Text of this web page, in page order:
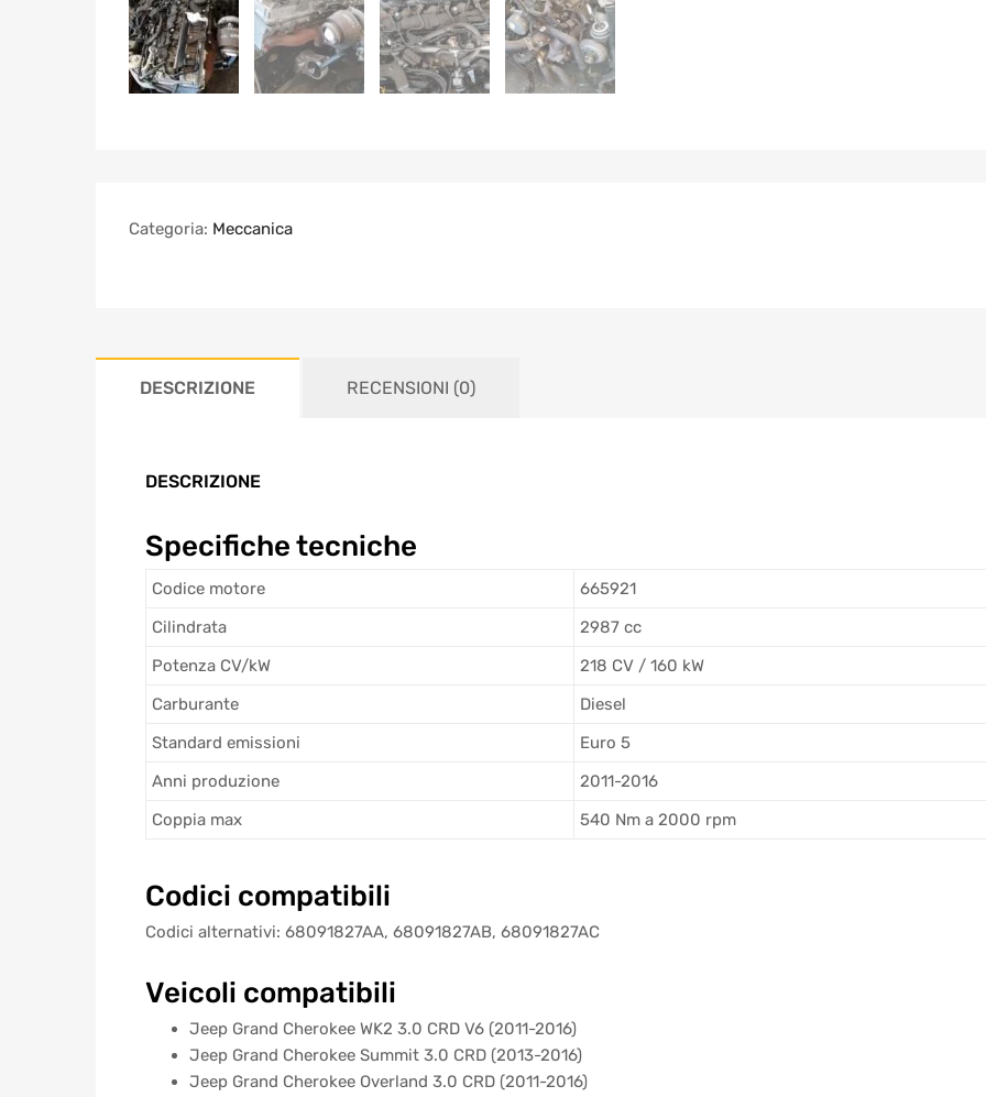
Categoria: Meccanica
DESCRIZIONE RECENSIONI (0)
DESCRIZIONE
Specifiche tecniche
Codice motore
665921
Cilindrata
2987 cc
Potenza CV/kW
218 CV / 160 kW
Carburante
Diesel
Standard emissioni
Euro 5
Anni produzione
2011-2016
Coppia max
540 Nm a 2000 rpm
Codici compatibili
Codici alternativi: 68091827AA, 68091827AB, 68091827AC
Veicoli compatibili
Jeep Grand Cherokee WK2 3.0 CRD V6 (2011-2016)
Jeep Grand Cherokee Summit 3.0 CRD (2013-2016)
Jeep Grand Cherokee Overland 3.0 CRD (2011-2016)